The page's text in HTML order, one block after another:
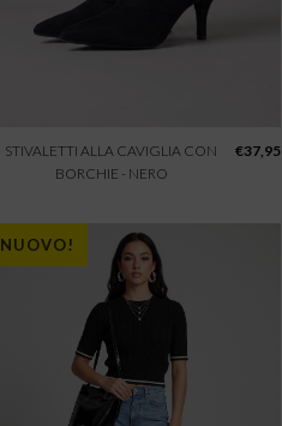
STIVALETTI ALLA CAVIGLIA CON
BORCHIE - NERO
€37,95
NUOVO!